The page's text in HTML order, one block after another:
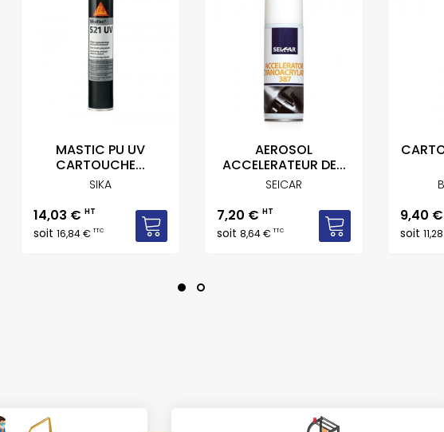
MASTIC PU UV
CARTOUCHE...
SIKA
Prix
14,03 € HT
soit 16,84 €TTC
AEROSOL
ACCELERATEUR DE...
SEICAR
Prix
7,20 € HT
soit 8,64 €TTC
Prix
9,40 €
soit